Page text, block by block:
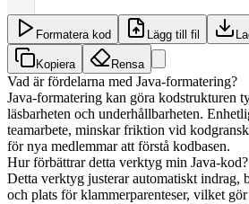
Formatera kod Lägg till fil
Kopiera Rensa
Vad är fördelarna med Java-formatering?
Java-formatering kan göra kodstrukturen
läsbarheten och underhållbarheten.
teamarbete, minskar friktion vid
för nya medlemmar att förstå kodbasen.
Hur förbättrar detta verktyg min Java-kod?
Detta verktyg justerar automatiskt indrag,
och plats för klammerparenteser, vilket